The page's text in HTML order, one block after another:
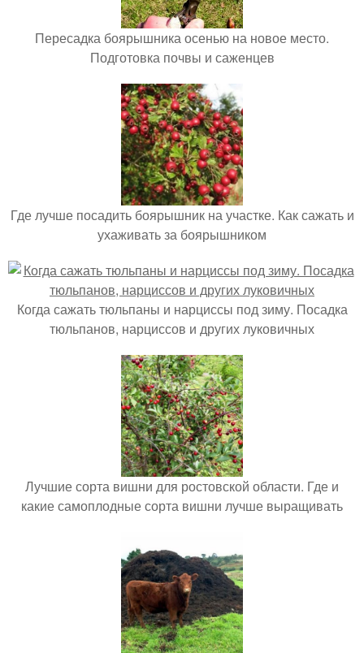
Пересадка боярышника осенью на новое место.
Подготовка почвы и саженцев
Где лучше посадить боярышник на участке. Как сажать и
ухаживать за боярышником
Когда сажать тюльпаны и нарциссы под зиму. Посадка
тюльпанов, нарциссов и других луковичных
Лучшие сорта вишни для ростовской области. Где и
какие самоплодные сорта вишни лучше выращивать